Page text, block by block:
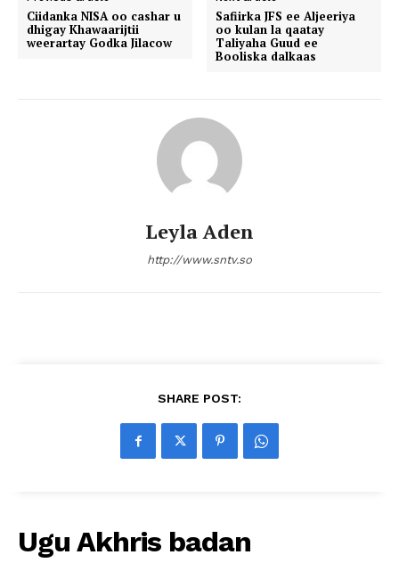
Ciidanka NISA oo cashar u
dhigay Khawaarijtii
weerartay Godka Jilacow
Safiirka JFS ee Aljeeriya
oo kulan la qaatay
Taliyaha Guud ee
Booliska dalkaas
Leyla Aden
http://www.sntv.so
SHARE POST:
Ugu Akhris badan